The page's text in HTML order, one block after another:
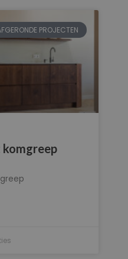
PROJECTEN